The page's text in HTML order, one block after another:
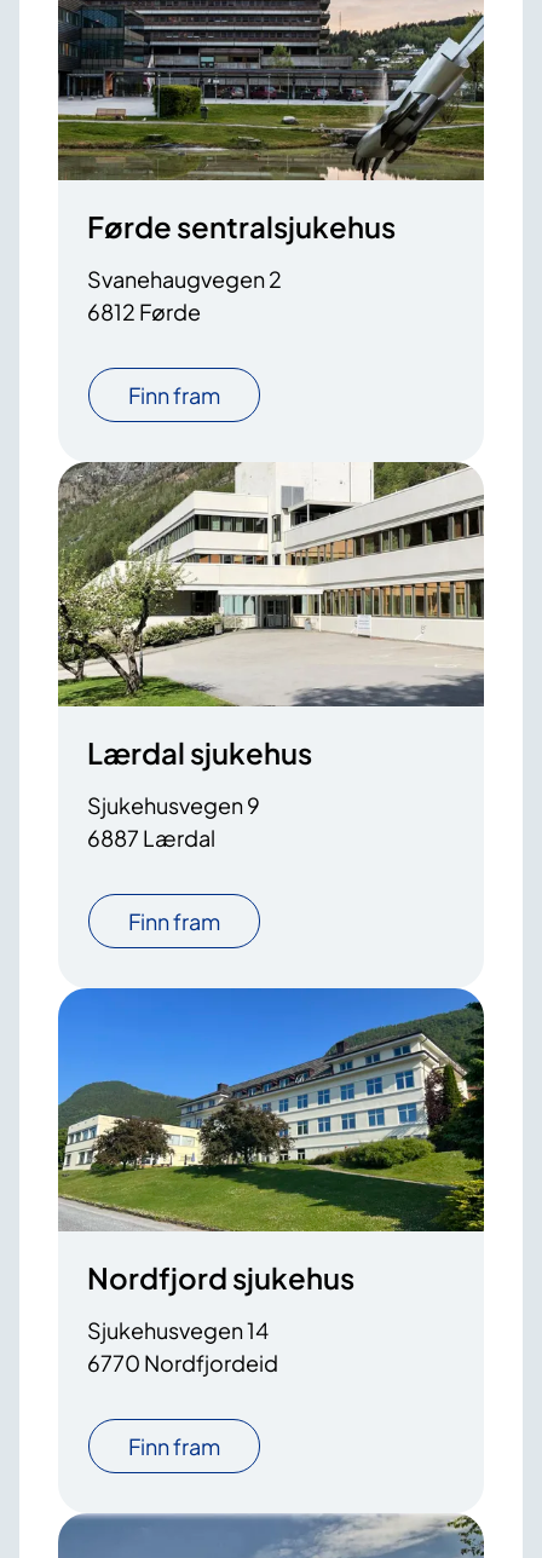
Førde sentralsjukehus
Svanehaugvegen 2
6812 Førde
Finn fram
Lærdal sjukehus
Sjukehusvegen 9
6887 Lærdal
Finn fram
Nordfjord sjukehus
Sjukehusvegen 14
6770 Nordfjordeid
Finn fram